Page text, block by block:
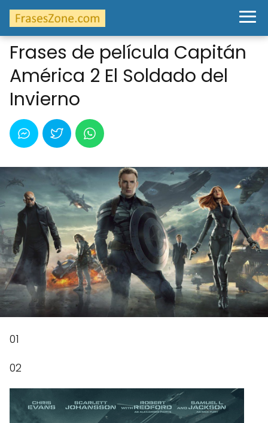
Frases de película Capitán
América 2 El Soldado del
Invierno
01
02